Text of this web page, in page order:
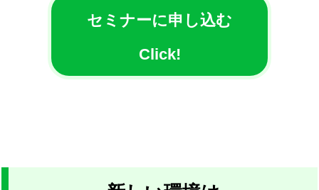
セミナーに申し込む
Click!